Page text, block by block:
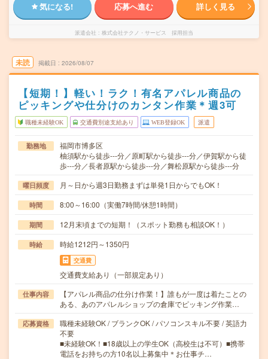
気になる! 応募へ進む 詳しく見る
派遣会社 株式会社テクノ・サービス 採用担当
未読 掲載日 2026/08/07
【短期！】軽い！ラク！有名アパレル商品の
ピッキングや仕分けのカンタン作業＊週3可
職種未経験OK 交通費別途支給あり WEB登録OK 派遣
勤務地
福岡市博多区
柚須駅から徒歩---分／原町駅から徒歩---分／伊賀駅から徒
歩---分／長者原駅から徒歩---分／舞松原駅から徒歩---分
曜日頻度 月～日から週3日勤務まずは単発1日からでもOK！
時間 8:00～16:00（実働7時間/休憩1時間）
期間 12月末頃までの短期！（スポット勤務も相談OK！）
時給 時給1212円～1350円
交通費
交通費支給あり（一部規定あり）
仕事内容
【アパレル商品の仕分け作業！】誰もが一度は着たことの
ある、あのアパレルショップの倉庫でピッキング作業…
応募資格
職種未経験OK / ブランクOK / パソコンスキル不要 / 英語力
不要
■未経験OK！■18歳以上の学生OK（高校生は不可）■携帯
電話をお持ちの方10名以上募集中＊お仕事チ…